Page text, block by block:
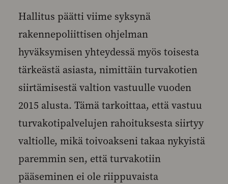
Hallitus päätti viime syksynä
rakennepoliittisen ohjelman
hyväksymisen yhteydessä myös toisesta
tärkeästä asiasta, nimittäin turvakotien
siirtämisestä valtion vastuulle vuoden
2015 alusta. Tämä tarkoittaa, että vastuu
turvakotipalvelujen rahoituksesta siirtyy
valtiolle, mikä toivoakseni takaa nykyistä
paremmin sen, että turvakotiin
pääseminen ei ole riippuvaista